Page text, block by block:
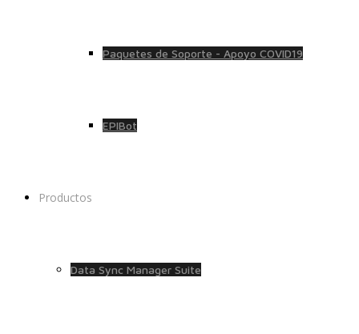
Paquetes de Soporte - Apoyo COVID19
EPIBot
Productos
Data Sync Manager Suite